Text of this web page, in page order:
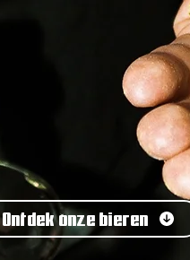
Ontdek onze bieren